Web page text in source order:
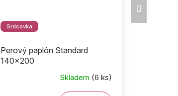
Srdcovka
Perový paplón Standard
140x200
Skladem (6 ks)